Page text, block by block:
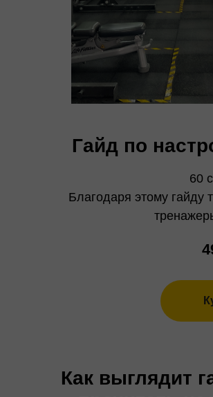
Гайд по
60
Благодаря этому гайду
Как выглядит